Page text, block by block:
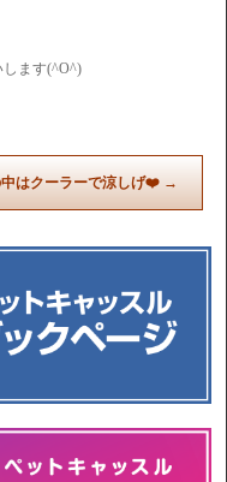
ます(^O^)
中はクーラーで涼しげ❤️ →